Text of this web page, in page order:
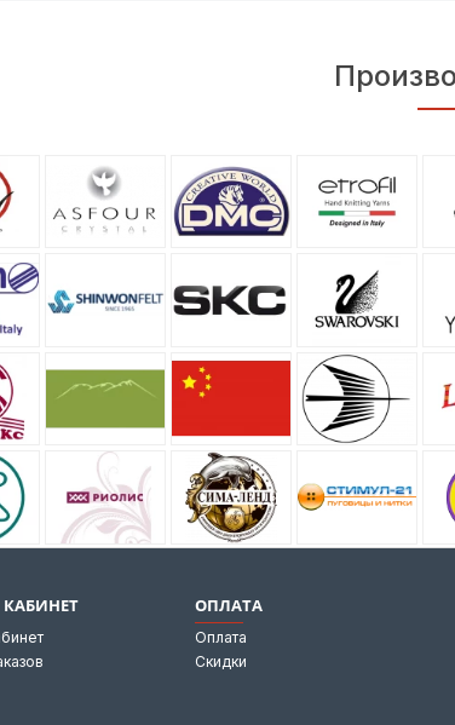
ОПЛАТА
Оплата
Скидки